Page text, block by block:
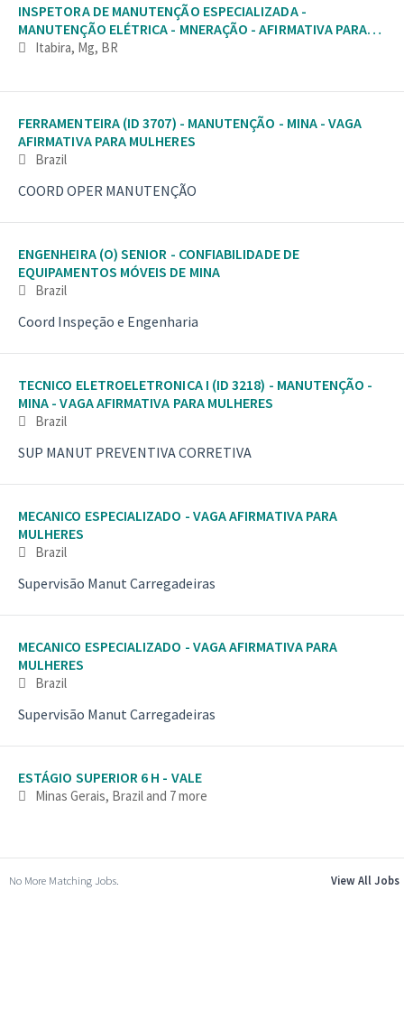
INSPETORA DE MANUTENÇÃO ESPECIALIZADA -
MANUTENÇÃO ELÉTRICA - MNERAÇÃO - AFIRMATIVA PARA
MULHERES
Itabira, Mg, BR
FERRAMENTEIRA (ID 3707) - MANUTENÇÃO - MINA - VAGA
AFIRMATIVA PARA MULHERES
Brazil
COORD OPER MANUTENÇÃO
ENGENHEIRA (O) SENIOR - CONFIABILIDADE DE
EQUIPAMENTOS MÓVEIS DE MINA
Brazil
Coord Inspeção e Engenharia
TECNICO ELETROELETRONICA I (ID 3218) - MANUTENÇÃO -
MINA - VAGA AFIRMATIVA PARA MULHERES
Brazil
SUP MANUT PREVENTIVA CORRETIVA
MECANICO ESPECIALIZADO - VAGA AFIRMATIVA PARA
MULHERES
Brazil
Supervisão Manut Carregadeiras
MECANICO ESPECIALIZADO - VAGA AFIRMATIVA PARA
MULHERES
Brazil
Supervisão Manut Carregadeiras
ESTÁGIO SUPERIOR 6 H - VALE
Minas Gerais, Braziland 7 more
No More Matching Jobs. View All Jobs